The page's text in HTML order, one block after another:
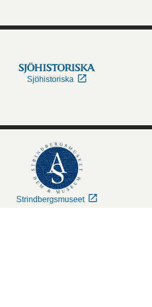
Sjöhistoriska
Strindbergsmuseet